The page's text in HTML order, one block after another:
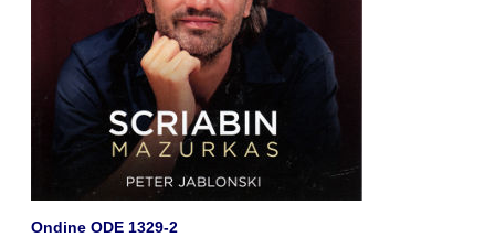
Ondine ODE 1329-2